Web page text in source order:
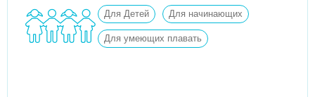
Для Детей Для начинающих
Для умеющих плавать